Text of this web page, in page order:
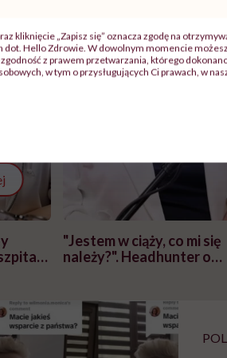
"Jestem w ciąży, co mi się
należy?". Headhunter o
pracy
kliknięcie „Zapisz się” oznacza zgodę na
dot. Hello Zdrowie. W dowolnym momencie
zgodność z prawem przetwarzania, którego
w tym o przysługujących Ci prawach, w